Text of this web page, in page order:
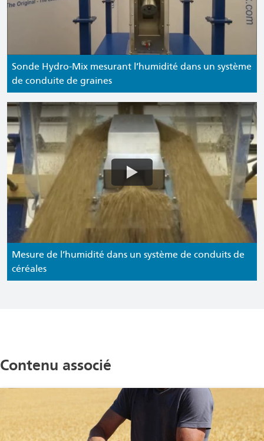
Sonde Hydro-Mix mesurant l’humidité dans un système
de conduite de graines
Mesure de l’humidité dans un système de conduits de
céréales
Contenu associé